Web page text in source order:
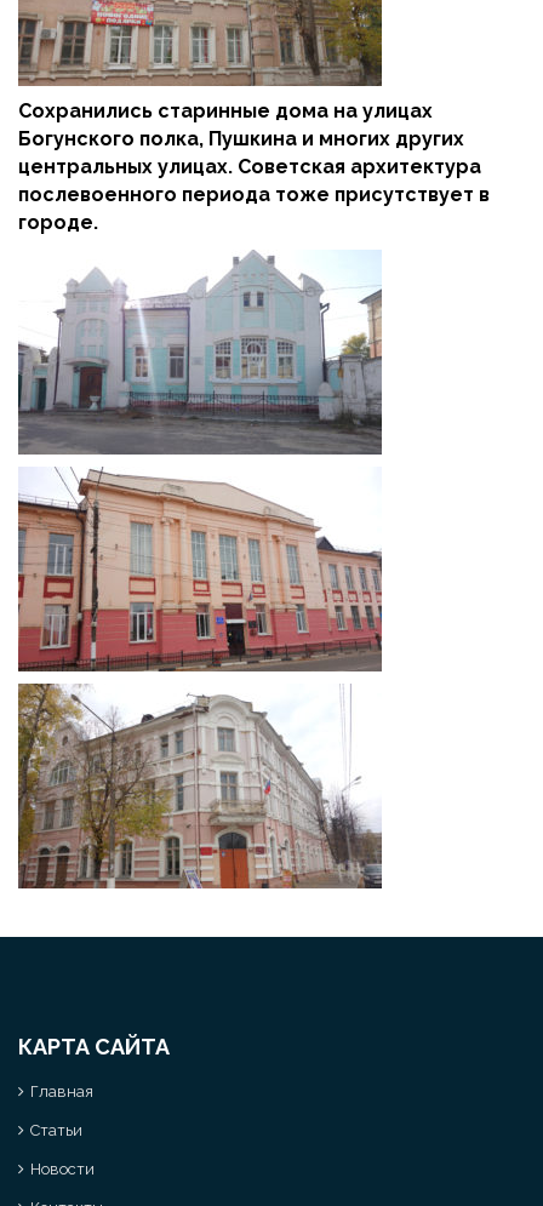
Сохранились старинные дома на улицах
Богунского полка, Пушкина и многих других
центральных улицах. Советская архитектура
послевоенного периода тоже присутствует в
городе.
КАРТА САЙТА
Главная
Статьи
Новости